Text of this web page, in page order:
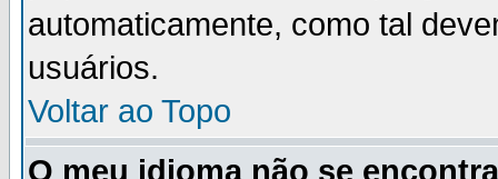
automaticamente, como tal
usuários.
Voltar ao Topo
O meu idioma não se